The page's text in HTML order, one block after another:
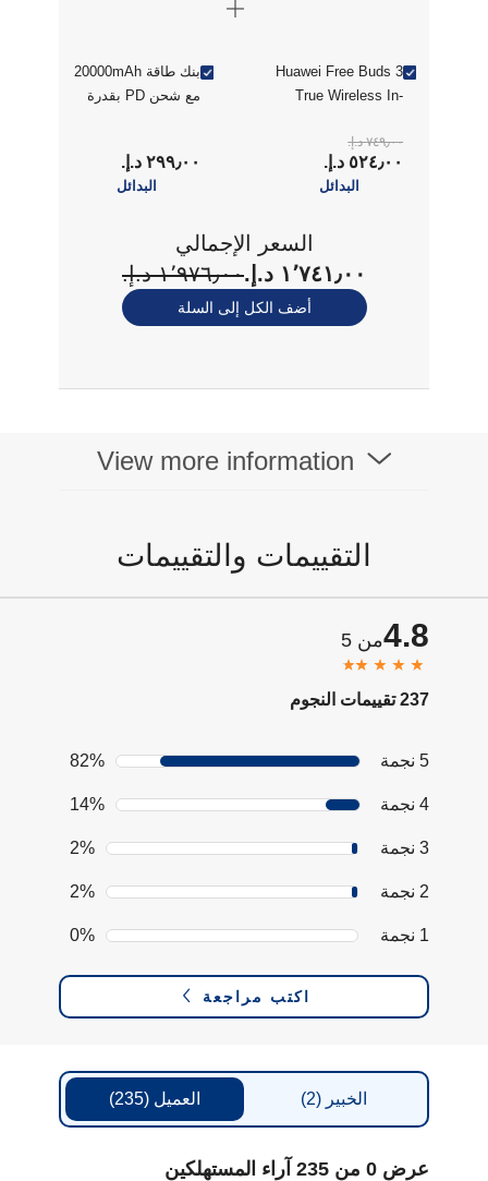
Huawei Free Buds 3
True Wireless In-
Ceramic White
(HUW-
FREEBUDSPRO3-
٥٢٤٫٠٠ د.إ.‏
٧٤٩٫٠٠ د.إ.‏
البدائل
بنك طاقة 20000mAh
مع شحن PD بقدرة
رمادي
٢٩٩٫٠٠ د.إ.‏
البدائل
السعر الإجمالي
١٬٧٤١٫٠٠ د.إ.‏
١٬٩٧٦٫٠٠ د.إ.‏
أضف الكل إلى السلة
View more information
التقييمات والتقييمات
4.8من 5
237 تقييمات النجوم
5 نجمة 82%
4 نجمة 14%
3 نجمة 2%
2 نجمة 2%
1 نجمة 0%
اكتب مراجعة
العميل (235) الخبير(2)
عرض 0 من 235 آراء المستهلكين